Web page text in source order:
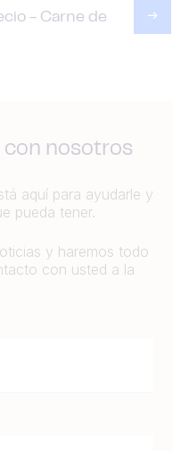
- Carne de
con nosotros
aquí para ayudarle y
pueda tener.
y haremos todo
con usted a la